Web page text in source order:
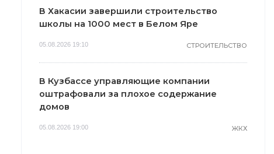
В Хакасии завершили строительство
школы на 1000 мест в Белом Яре
05.08.2026 19:10 СТРОИТЕЛЬСТВО
В Кузбассе управляющие компании
оштрафовали за плохое содержание
домов
05.08.2026 19:00 ЖКХ